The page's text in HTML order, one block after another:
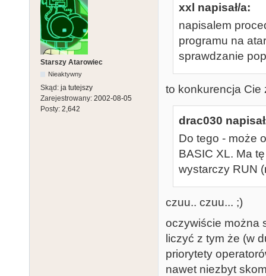
Starszy Atarowiec
Nieaktywny
Skąd: ja tutejszy
Zarejestrowany: 2002-08-05
Posty: 2,642
xxl napisał/a:
napisalem
programu na
sprawdzanie
to konkurencja Cie
drac030
Do tego - może
BASIC XL. Ma
wystarczy RUN
czuu.. czuu... ;)
oczywiście można
liczyć z tym że (w
priorytety
nawet niezbyt